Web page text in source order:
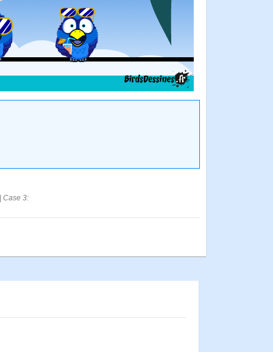
Case 3: